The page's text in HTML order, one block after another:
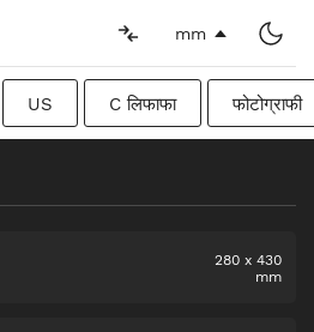
mm
US C लिफाफा फोटोग्राफी
280 x 430
mm